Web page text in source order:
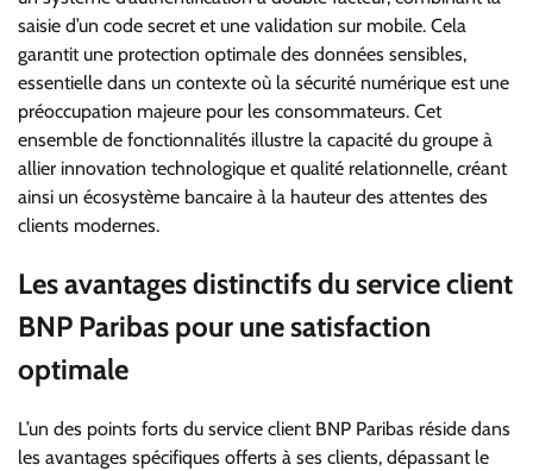
saisie d’un code secret et une validation sur mobile. Cela
garantit une protection optimale des données sensibles,
essentielle dans un contexte où la sécurité numérique est une
préoccupation majeure pour les consommateurs. Cet
ensemble de fonctionnalités illustre la capacité du groupe à
allier innovation technologique et qualité relationnelle, créant
ainsi un écosystème bancaire à la hauteur des attentes des
clients modernes.
Les avantages distinctifs du service client
BNP Paribas pour une satisfaction
optimale
L’un des points forts du service client BNP Paribas réside dans
les avantages spécifiques offerts à ses clients, dépassant le